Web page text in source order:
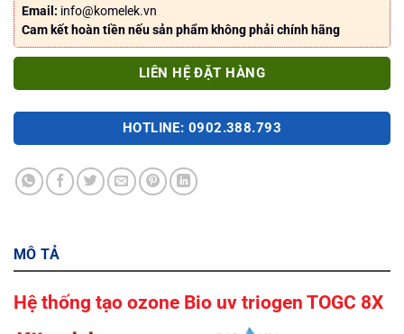
Email: info@komelek.vn
Cam kết hoàn tiền nếu sản phẩm không phải chính hãng
LIÊN HỆ ĐẶT HÀNG
HOTLINE: 0902.388.793
MÔ TẢ
Hệ thống tạo ozone Bio uv triogen TOGC 8X